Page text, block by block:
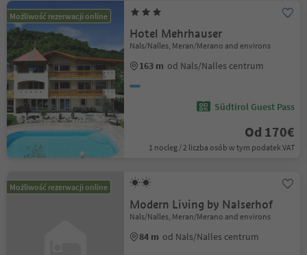
Możliwość rezerwacji online
Hotel Mehrhauser
Nals/Nalles, Meran/Merano and environs
163 m od Nals/Nalles centrum
Südtirol Guest Pass
Od 170€
1 nocleg / 2 liczba osób w tym podatek VAT
Możliwość rezerwacji online
Modern Living by Nalserhof
Nals/Nalles, Meran/Merano and environs
84 m od Nals/Nalles centrum